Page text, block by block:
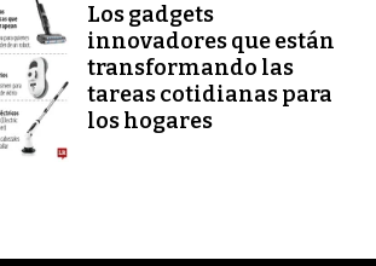
Los gadgets
innovadores que están
transformando las
tareas cotidianas para
los hogares